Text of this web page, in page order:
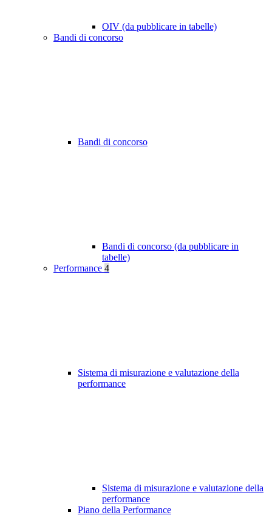
OIV (da pubblicare in tabelle)
Bandi di concorso
Bandi di concorso
Bandi di concorso (da pubblicare in
tabelle)
Performance 4
Sistema di misurazione e valutazione della
performance
Sistema di misurazione e valutazione della
performance
Piano della Performance